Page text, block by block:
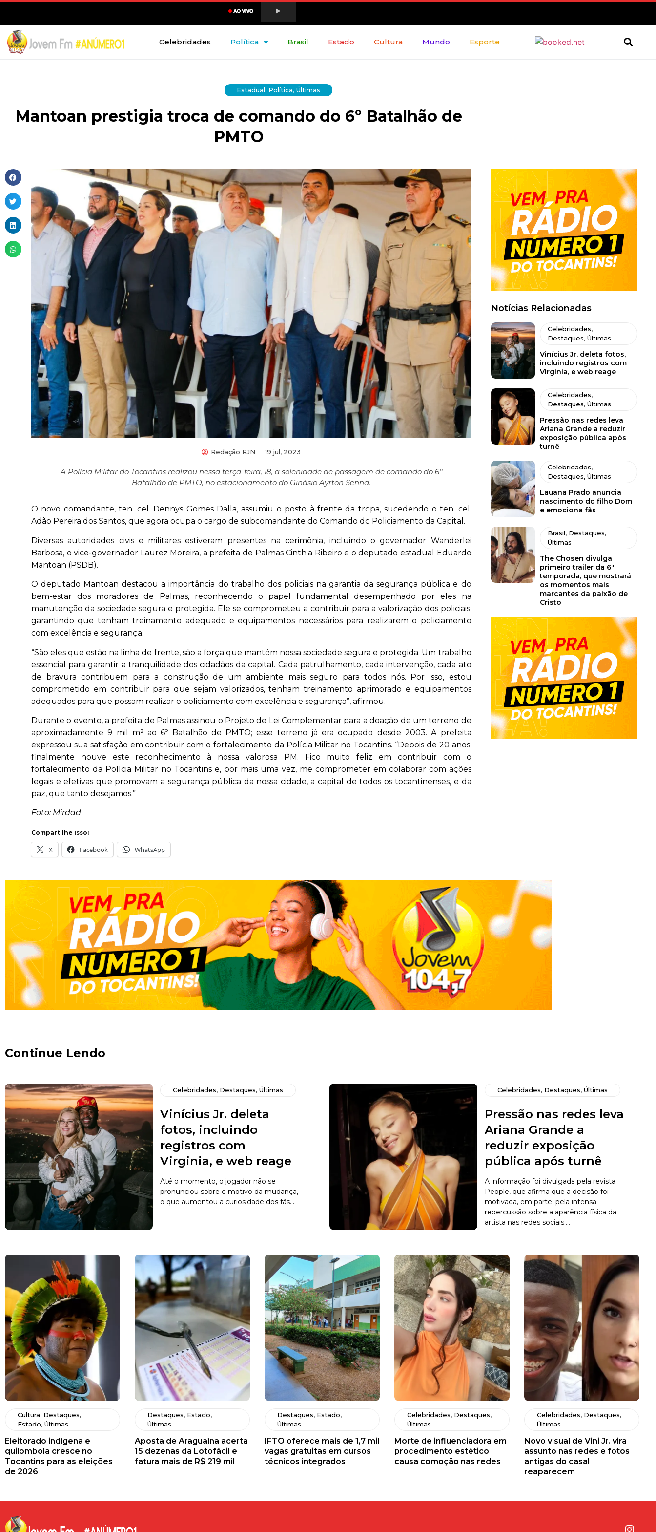
Celebridades Política Brasil Estado Cultura Mundo Esporte
Estadual, Política, Últimas
Mantoan prestigia troca de comando do 6º Batalhão de
PMTO
Redação RJN 19 jul, 2023
A Polícia Militar do Tocantins realizou nessa terça-feira, 18, a solenidade de passagem de comando do 6º
Batalhão de PMTO, no estacionamento do Ginásio Ayrton Senna.
O novo comandante, ten. cel. Dennys Gomes Dalla, assumiu o posto à frente da tropa, sucedendo o ten. cel.
Adão Pereira dos Santos, que agora ocupa o cargo de subcomandante do Comando do Policiamento da Capital.
Diversas autoridades civis e militares estiveram presentes na cerimônia, incluindo o governador Wanderlei
Barbosa, o vice-governador Laurez Moreira, a prefeita de Palmas Cinthia Ribeiro e o deputado estadual Eduardo
Mantoan (PSDB).
O deputado Mantoan destacou a importância do trabalho dos policiais na garantia da segurança pública e do
bem-estar dos moradores de Palmas, reconhecendo o papel fundamental desempenhado por eles na
manutenção da sociedade segura e protegida. Ele se comprometeu a contribuir para a valorização dos policiais,
garantindo que tenham treinamento adequado e equipamentos necessários para realizarem o policiamento
com excelência e segurança.
“São eles que estão na linha de frente, são a força que mantém nossa sociedade segura e protegida. Um trabalho
essencial para garantir a tranquilidade dos cidadãos da capital. Cada patrulhamento, cada intervenção, cada ato
de bravura contribuem para a construção de um ambiente mais seguro para todos nós. Por isso, estou
comprometido em contribuir para que sejam valorizados, tenham treinamento aprimorado e equipamentos
adequados para que possam realizar o policiamento com excelência e segurança”, afirmou.
Durante o evento, a prefeita de Palmas assinou o Projeto de Lei Complementar para a doação de um terreno de
aproximadamente 9 mil m² ao 6º Batalhão de PMTO; esse terreno já era ocupado desde 2003. A prefeita
expressou sua satisfação em contribuir com o fortalecimento da Polícia Militar no Tocantins. “Depois de 20 anos,
finalmente houve este reconhecimento à nossa valorosa PM. Fico muito feliz em contribuir com o
fortalecimento da Polícia Militar no Tocantins e, por mais uma vez, me comprometer em colaborar com ações
legais e efetivas que promovam a segurança pública da nossa cidade, a capital de todos os tocantinenses, e da
paz, que tanto desejamos.”
Foto: Mirdad
Compartilhe isso:
X Facebook WhatsApp
Notícias Relacionadas
Celebridades,
Destaques, Últimas
Vinícius Jr. deleta fotos,
incluindo registros com
Virginia, e web reage
Celebridades,
Destaques, Últimas
Pressão nas redes leva
Ariana Grande a reduzir
exposição pública após
turnê
Celebridades,
Destaques, Últimas
Lauana Prado anuncia
nascimento do filho Dom
e emociona fãs
Brasil, Destaques,
Últimas
The Chosen divulga
primeiro trailer da 6ª
temporada, que mostrará
os momentos mais
marcantes da paixão de
Cristo
Continue Lendo
Celebridades, Destaques, Últimas
Vinícius Jr. deleta
fotos, incluindo
registros com
Virginia, e web reage
Até o momento, o jogador não se
pronunciou sobre o motivo da mudança,
o que aumentou a curiosidade dos fãs....
Celebridades, Destaques, Últimas
Pressão nas redes leva
Ariana Grande a
reduzir exposição
pública após turnê
A informação foi divulgada pela revista
People, que afirma que a decisão foi
motivada, em parte, pela intensa
repercussão sobre a aparência física da
artista nas redes sociais....
Cultura, Destaques,
Estado, Últimas
Eleitorado indígena e
quilombola cresce no
Tocantins para as eleições
de 2026
Destaques, Estado,
Últimas
Aposta de Araguaína acerta
15 dezenas da Lotofácil e
fatura mais de R$ 219 mil
Destaques, Estado,
Últimas
IFTO oferece mais de 1,7 mil
vagas gratuitas em cursos
técnicos integrados
Celebridades, Destaques,
Últimas
Morte de influenciadora em
procedimento estético
causa comoção nas redes
Celebridades, Destaques,
Últimas
Novo visual de Vini Jr. vira
assunto nas redes e fotos
antigas do casal
reaparecem